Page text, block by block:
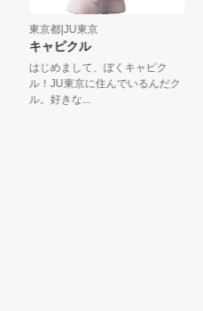
東京都|JU東京
キャピクル
はじめまして、ぼくキャピク
ル！JU東京に住んでいるんだク
ル。好きな...